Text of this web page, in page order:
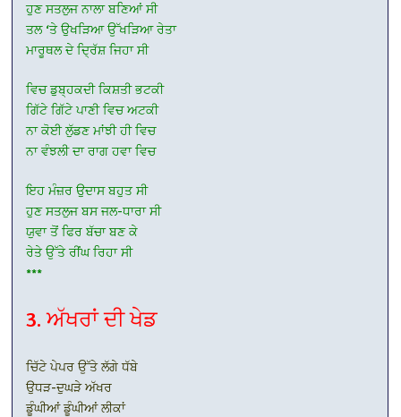
ਹੁਣ ਸਤਲੁਜ ਨਾਲਾ ਬਣਿਆਂ ਸੀ
ਤਲ ‘ਤੇ ਉਖੜਿਆ ਉੱਖੜਿਆ ਰੇਤਾ
ਮਾਰੂਥਲ ਦੇ ਦ੍ਰਿੱਸ਼ ਜਿਹਾ ਸੀ
ਵਿਚ ਡੁਬ੍ਹਕਦੀ ਕਿਸ਼ਤੀ ਭਟਕੀ
ਗਿੱਟੇ ਗਿੱਟੇ ਪਾਣੀ ਵਿਚ ਅਟਕੀ
ਨਾ ਕੋਈ ਲੁੱਡਣ ਮਾਂਝੀ ਹੀ ਵਿਚ
ਨਾ ਵੰਝਲੀ ਦਾ ਰਾਗ ਹਵਾ ਵਿਚ
ਇਹ ਮੰਜ਼ਰ ਉਦਾਸ ਬਹੁਤ ਸੀ
ਹੁਣ ਸਤਲੁਜ ਬਸ ਜਲ-ਧਾਰਾ ਸੀ
ਯੁਵਾ ਤੋਂ ਫਿਰ ਬੱਚਾ ਬਣ ਕੇ
ਰੇਤੇ ਉੱਤੇ ਰੀਂਘ ਰਿਹਾ ਸੀ
***
3. ਅੱਖਰਾਂ ਦੀ ਖੇਡ
ਚਿੱਟੇ ਪੇਪਰ ਉੱਤੇ ਲੱਗੇ ਧੱਬੇ
ਉਧੜ-ਦੁਘੜੇ ਅੱਖਰ
ਡੂੰਘੀਆਂ ਡੂੰਘੀਆਂ ਲੀਕਾਂ